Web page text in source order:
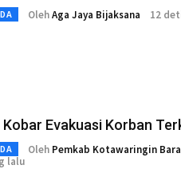
OlehAga Jaya Bijaksana 12
Kobar Evakuasi Korban
Oleh Pemkab Kotawaringin
lalu